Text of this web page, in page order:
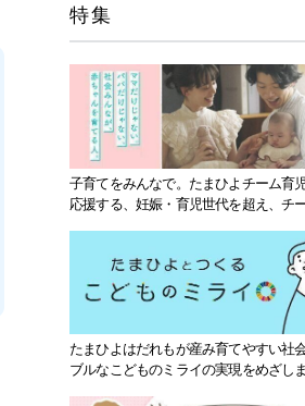
特集
子育てをみんなで。たまひよチーム育
応援する、妊娠・育児世代を超え、チ
たまひよはだれもが産み育てやすい社
ブルなこどものミライの実現をめざし